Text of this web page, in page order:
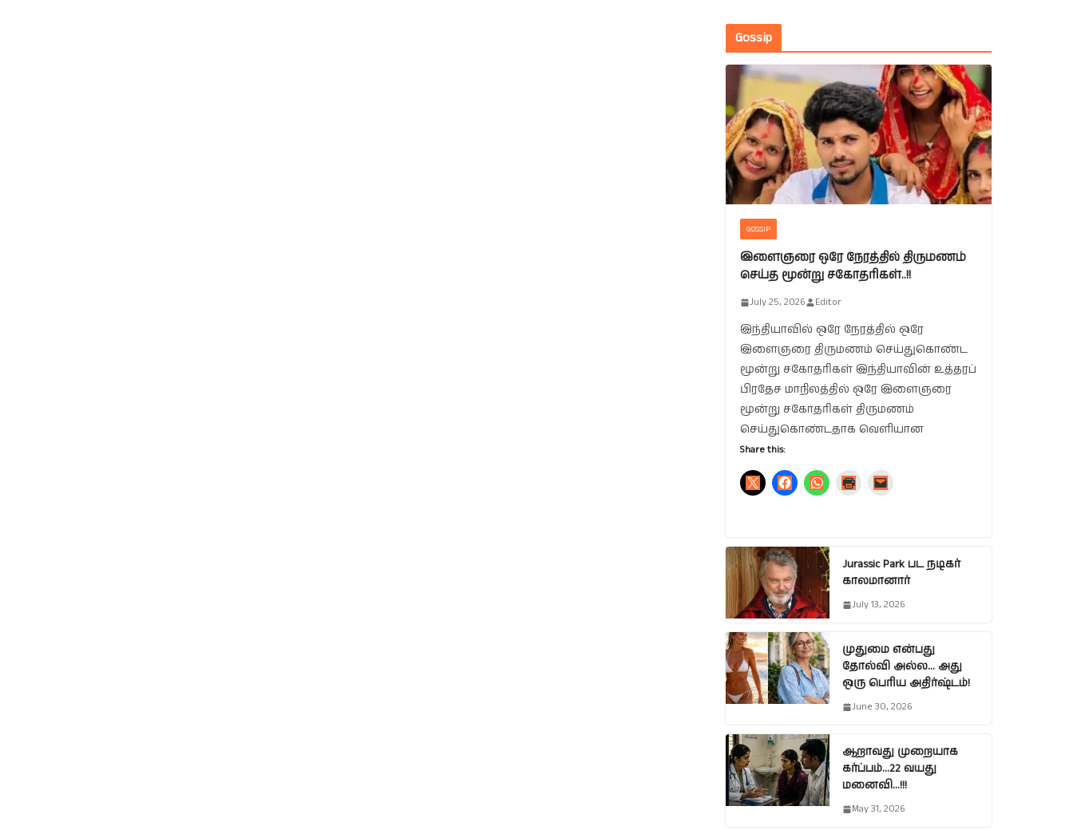
Gossip
GOSSIP
இளைஞரை ஒரே நேரத்தில் திருமணம்
செய்த மூன்று சகோதரிகள்..!!
July 25, 2026 Editor
இந்தியாவில் ஒரே நேரத்தில் ஒரே
இளைஞரை திருமணம் செய்துகொண்ட
மூன்று சகோதரிகள் இந்தியாவின் உத்தரப்
பிரதேச மாநிலத்தில் ஒரே இளைஞரை
மூன்று சகோதரிகள் திருமணம்
செய்துகொண்டதாக வெளியான
Share this:
Jurassic Park பட நடிகர்
காலமானார்
July 13, 2026
முதுமை என்பது
தோல்வி அல்ல… அது
ஒரு பெரிய அதிர்ஷ்டம்!
June 30, 2026
ஆறாவது முறையாக
கர்ப்பம்…22 வயது
மனைவி…!!!
May 31, 2026